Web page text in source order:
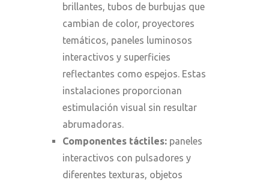
brillantes, tubos de burbujas que
cambian de color, proyectores
temáticos, paneles luminosos
interactivos y superficies
reflectantes como espejos. Estas
instalaciones proporcionan
estimulación visual sin resultar
abrumadoras.
Componentes táctiles: paneles
interactivos con pulsadores y
diferentes texturas, objetos